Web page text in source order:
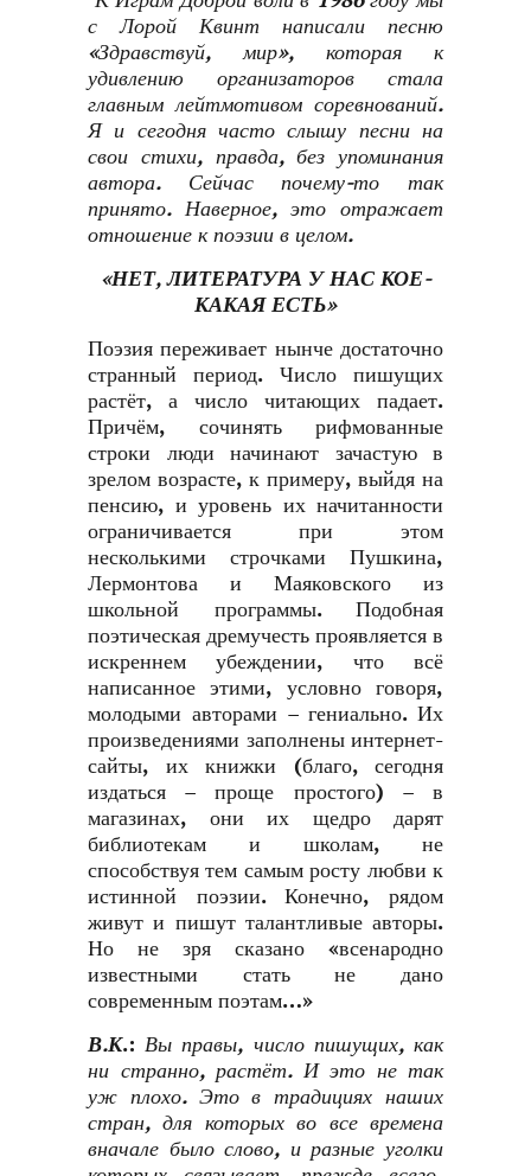
с Лорой Квинт написали песню
«Здравствуй, мир», которая к
удивлению организаторов стала
главным лейтмотивом соревнований.
Я и сегодня часто слышу песни на
свои стихи, правда, без упоминания
автора. Сейчас почему-то так
принято. Наверное, это отражает
отношение к поэзии в целом.
«НЕТ, ЛИТЕРАТУРА У НАС КОЕ-
КАКАЯ ЕСТЬ»
Поэзия переживает нынче достаточно
странный период. Число пишущих
растёт, а число читающих падает.
Причём, сочинять рифмованные
строки люди начинают зачастую в
зрелом возрасте, к примеру, выйдя на
пенсию, и уровень их начитанности
ограничивается при этом
несколькими строчками Пушкина,
Лермонтова и Маяковского из
школьной программы. Подобная
поэтическая дремучесть проявляется в
искреннем убеждении, что всё
написанное этими, условно говоря,
молодыми авторами – гениально. Их
произведениями заполнены интернет-
сайты, их книжки (благо, сегодня
издаться – проще простого) – в
магазинах, они их щедро дарят
библиотекам и школам, не
способствуя тем самым росту любви к
истинной поэзии. Конечно, рядом
живут и пишут талантливые авторы.
Но не зря сказано «всенародно
известными стать не дано
современным поэтам…»
В.К.:Вы правы, число пишущих, как
ни странно, растёт. И это не так
уж плохо. Это в традициях наших
стран, для которых во все времена
вначале было слово, и разные уголки